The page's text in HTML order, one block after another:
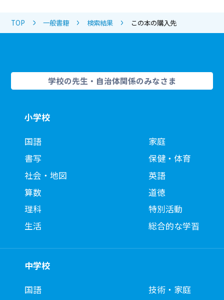
TOP 一般書籍 検索結果 この本の購入先
学校の先生・自治体関係のみなさま
小学校
国語
書写
社会・地図
算数
理科
生活
家庭
保健・体育
英語
道徳
特別活動
総合的な学習
中学校
国語
技術・家庭